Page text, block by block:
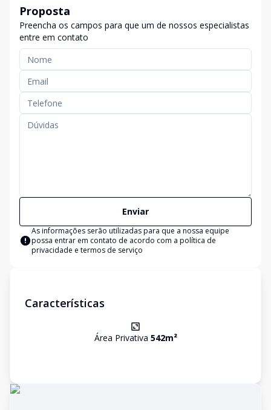
Proposta
Preencha os campos para que um de nossos especialistas
entre em contato
Enviar
As informações serão utilizadas para que a nossa equipe
possa entrar em contato de acordo com a política de
privacidade e termos de serviço
Características
Área Privativa 542m²